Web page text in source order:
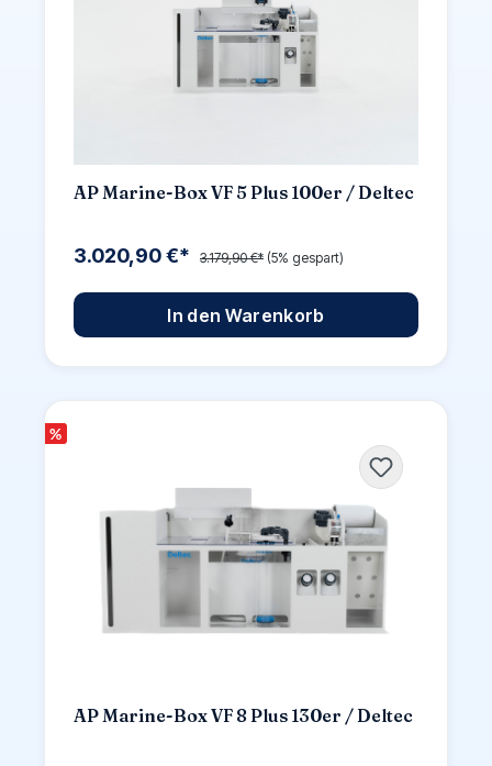
AP Marine-Box VF 5 Plus 100er / Deltec
3.020,90 €* 3.179,90 €* (5% gespart)
In den Warenkorb
%
AP Marine-Box VF 8 Plus 130er / Deltec